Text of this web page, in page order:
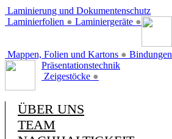
Laminierung und Dokumentenschutz
Laminierfolien ● Laminiergeräte ●
Mappen, Folien und Kartons ● Bindungen
Präsentationstechnik
Zeigestöcke ●
ÜBER UNS
TEAM